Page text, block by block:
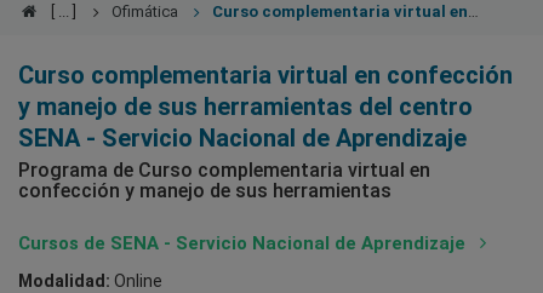
Ofimática
Curso complementaria virtual en confección
y manejo de sus herramientas del centro
SENA - Servicio Nacional de Aprendizaje
Programa de Curso complementaria virtual en
confección y manejo de sus herramientas
Cursos de SENA - Servicio Nacional de Aprendizaje
Modalidad: Online